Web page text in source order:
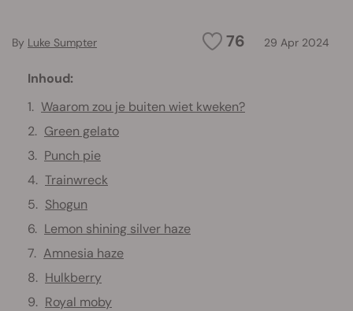
76 29 Apr 2024
By Luke Sumpter
Inhoud:
Waarom zou je buiten wiet kweken?
Green gelato
Punch pie
Trainwreck
Shogun
Lemon shining silver haze
Amnesia haze
Hulkberry
Royal moby